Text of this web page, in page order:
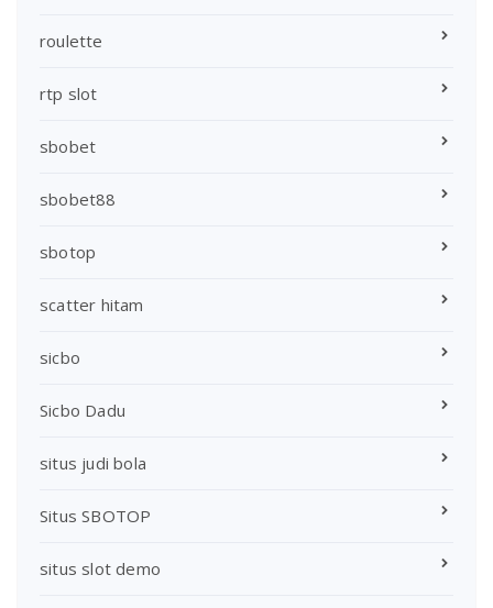
roulette
rtp slot
sbobet
sbobet88
sbotop
scatter hitam
sicbo
Sicbo Dadu
situs judi bola
Situs SBOTOP
situs slot demo